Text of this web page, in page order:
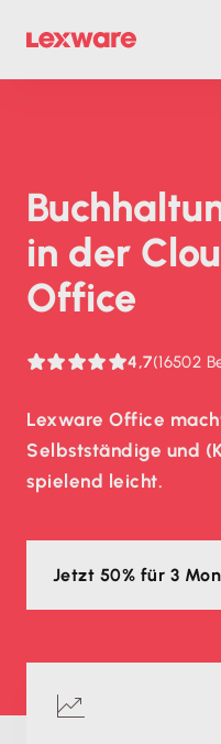
in der
Office
4,7(16502
Lexware Office
Selbstständige und
spielend leicht.
Jetzt 50% für 3